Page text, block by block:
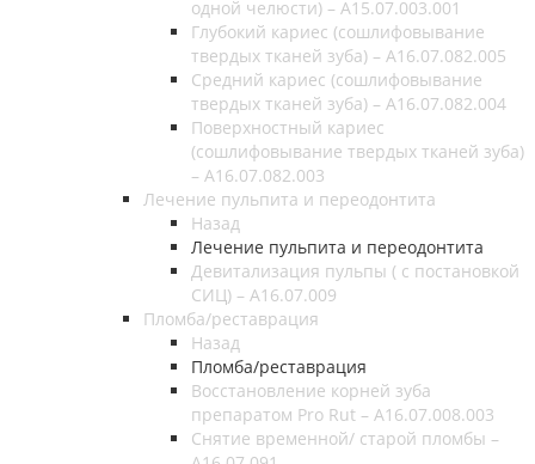
одной челюсти) – A15.07.003.001
Глубокий кариес (сошлифовывание
твердых тканей зуба) – А16.07.082.005
Средний кариес (сошлифовывание
твердых тканей зуба) – А16.07.082.004
Поверхностный кариес
(сошлифовывание твердых тканей зуба)
– А16.07.082.003
Лечение пульпита и переодонтита
Назад
Лечение пульпита и переодонтита
Девитализация пульпы ( с постановкой
СИЦ) – A16.07.009
Пломба/реставрация
Назад
Пломба/реставрация
Восстановление корней зуба
препаратом Pro Rut – A16.07.008.003
Снятие временной/ старой пломбы –